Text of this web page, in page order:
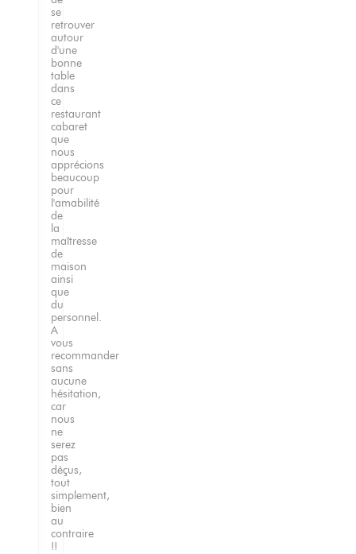
se
retrouver
autour
d'une
bonne
table
dans
ce
restaurant
cabaret
que
nous
apprécions
beaucoup
pour
l'amabilité
de
la
maîtresse
de
maison
ainsi
que
du
personnel.
A
vous
recommander
sans
aucune
hésitation,
car
nous
ne
serez
pas
déçus,
tout
simplement,
bien
au
contraire
!!